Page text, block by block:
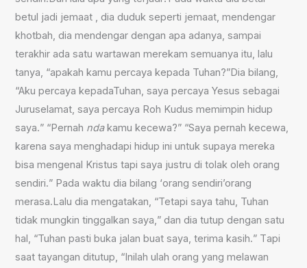
betul jadi jemaat , dia duduk seperti jemaat, mendengar
khotbah, dia mendengar dengan apa adanya, sampai
terakhir ada satu wartawan merekam semuanya itu, lalu
tanya, “apakah kamu percaya kepada Tuhan?”Dia bilang,
“Aku percaya kepadaTuhan, saya percaya Yesus sebagai
Juruselamat, saya percaya Roh Kudus memimpin hidup
saya.” “Pernah ndakamu kecewa?” “Saya pernah kecewa,
karena saya menghadapi hidup ini untuk supaya mereka
bisa mengenal Kristus tapi saya justru di tolak oleh orang
sendiri.” Pada waktu dia bilang ‘orang sendiri’orang
merasa.Lalu dia mengatakan, “Tetapi saya tahu, Tuhan
tidak mungkin tinggalkan saya,” dan dia tutup dengan satu
hal, “Tuhan pasti buka jalan buat saya, terima kasih.” Tapi
saattayangan ditutup, “Inilah ulah orang yang melawan